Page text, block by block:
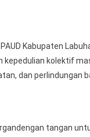
Kabupaten
kepedulian kolektif
dan perlindungan
tangan